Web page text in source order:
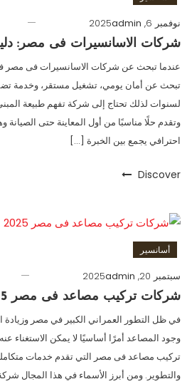
نوفمبر 6, 2025
admin
شركات الاسانسيرات فى مصر:
عندما تبحث عن شركات الاسانسيرات فى مصر
تبحث عن أمان يومي، تشغيل مستقر، وخدمة
لسنوات لذلك تحتاج إلى شركة تفهم طبيعة
احترافي يجمع بين الخبرة […]
Discover
أسانسير
سبتمبر 20, 2025
admin
شركات تركيب مصاعد فى مصر 2025
في ظل التطور العمراني الكبير في مصر وزيادة
وجود المصاعد أمرًا أساسيًا لا يمكن الاستغناء
تركيب مصاعد فى مصر التي تقدم خدمات
والتطوير. ومن أبرز الأسماء في هذا المجال